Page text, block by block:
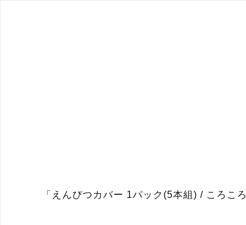
「えんぴつカバー 1パック(5本組) / ころこ